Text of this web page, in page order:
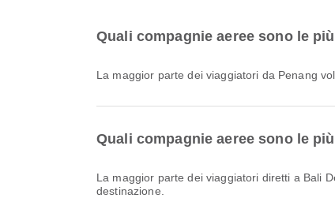
Quali compagnie aeree sono le
La maggior parte dei viaggiatori da Penang
Quali compagnie aeree sono le
La maggior parte dei viaggiatori diretti a Bali
destinazione.